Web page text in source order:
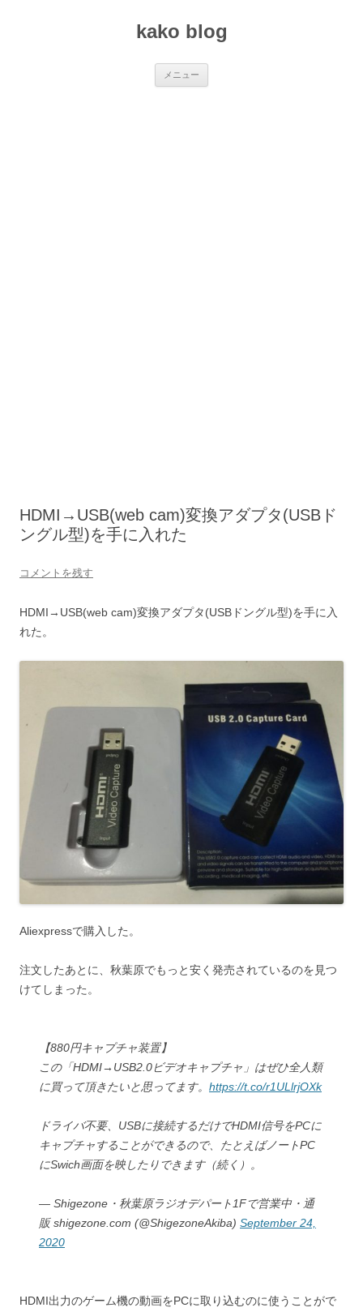
kako blog
メニュー
HDMI→USB(web cam)変換アダプタ(USBド
ングル型)を手に入れた
コメントを残す
HDMI→USB(web cam)変換アダプタ(USBドングル型)を手に入
れた。
Aliexpressで購入した。
注文したあとに、秋葉原でもっと安く発売されているのを見つ
けてしまった。
【880円キャプチャ装置】
この「HDMI→USB2.0ビデオキャプチャ」はぜひ全人類
に買って頂きたいと思ってます。 https://t.co/r1ULlrjOXk
ドライバ不要、USBに接続するだけでHDMI信号をPCに
キャプチャすることができるので、たとえばノートPC
にSwich画面を映したりできます（続く）。
— Shigezone・秋葉原ラジオデパート1Fで営業中・通
販 shigezone.com (@ShigezoneAkiba) September 24,
2020
HDMI出力のゲーム機の動画をPCに取り込むのに使うことがで